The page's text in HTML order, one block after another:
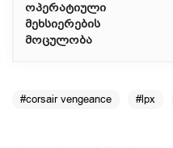
ოპერატიული
მეხსიერების
მოცულობა
#corsair vengeance #lpx